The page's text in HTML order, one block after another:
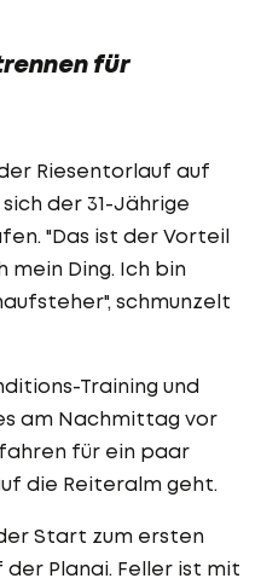
für
Riesentorlauf auf
der 31-Jährige
"Das ist der Vorteil
mein Ding. Ich bin
schmunzelt
Training und
am Nachmittag vor
für ein paar
die Reiteralm geht.
Start zum ersten
Planai. Feller ist mit